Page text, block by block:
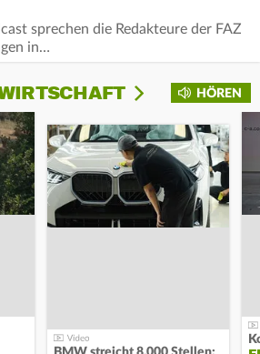
sprechen die Redakteure der FAZ
in…
HÖREN